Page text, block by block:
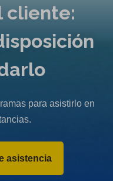
cliente:
para asistirlo en
asistencia